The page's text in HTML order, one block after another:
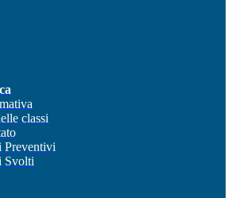
classi
Preventivi
Svolti